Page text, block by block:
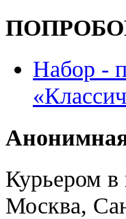
Набор -
Курьером в
Москва,